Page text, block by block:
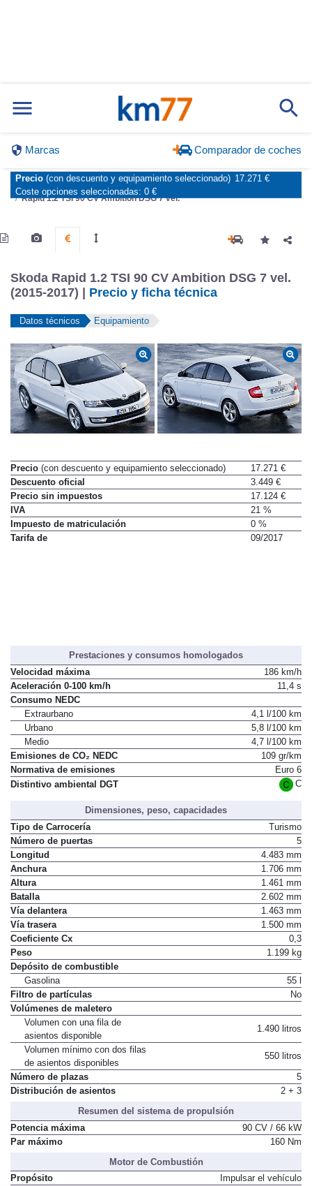
Marcas Comparador de coches
Inicio Marcas Skoda Rapid 2013
Ambition
Rapid 1.2 TSI 90 CV Ambition DSG 7 vel.
Skoda Rapid 1.2 TSI 90 CV Ambition DSG 7 vel.
(2015-2017) | Precio y ficha técnica
Datos técnicos Equipamiento
Precio (con descuento y equipamiento seleccionado)
17.271 €
Descuento oficial
3.449 €
Precio sin impuestos
17.124 €
IVA
21 %
Impuesto de matriculación
0 %
Tarifa de
09/2017
Prestaciones y consumos homologados
Velocidad máxima
186 km/h
Aceleración 0-100 km/h
11,4 s
Consumo NEDC
Extraurbano
4,1 l/100 km
Urbano
5,8 l/100 km
Medio
4,7 l/100 km
Emisiones de CO₂ NEDC
109 gr/km
Normativa de emisiones
Euro 6
Distintivo ambiental DGT
C
Dimensiones, peso, capacidades
Tipo de Carrocería
Turismo
Número de puertas
5
Longitud
4.483 mm
Anchura
1.706 mm
Altura
1.461 mm
Batalla
2.602 mm
Vía delantera
1.463 mm
Vía trasera
1.500 mm
Coeficiente Cx
0,3
Peso
1.199 kg
Depósito de combustible
Gasolina
55 l
Filtro de partículas
No
Volúmenes de maletero
Volumen con una fila de
asientos disponible
1.490 litros
Volumen mínimo con dos filas
de asientos disponibles
550 litros
Número de plazas
5
Distribución de asientos
2 + 3
Resumen del sistema de propulsión
Potencia máxima
90 CV / 66 kW
Par máximo
160 Nm
Motor de Combustión
Propósito
Impulsar el vehículo
Precio (con descuento y equipamiento seleccionado) 17.271 €
Coste opciones seleccionadas: 0 €